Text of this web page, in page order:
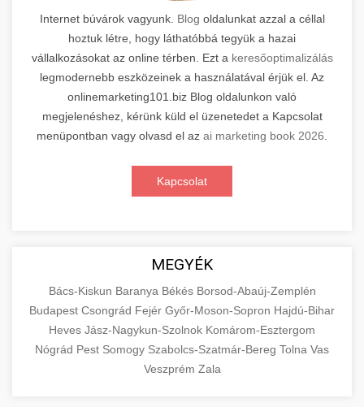
Internet búvárok vagyunk. Blog oldalunkat azzal a céllal
hoztuk létre, hogy láthatóbbá tegyük a hazai
vállalkozásokat az online térben. Ezt a keresőoptimalizálás
legmodernebb eszközeinek a használatával érjük el. Az
onlinemarketing101.biz Blog oldalunkon való
megjelenéshez, kérünk küld el üzenetedet a Kapcsolat
menüpontban vagy olvasd el az ai marketing book 2026
Kapcsolat
MEGYÉK
Bács-Kiskun Baranya Békés Borsod-Abaúj-Zemplén
Budapest Csongrád Fejér Győr-Moson-Sopron Hajdú-Bihar
Heves Jász-Nagykun-Szolnok Komárom-Esztergom
Nógrád Pest Somogy Szabolcs-Szatmár-Bereg Tolna Vas
Veszprém Zala